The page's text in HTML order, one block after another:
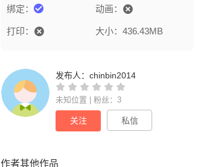
绑定： 动画：
打印： 大小：436.43MB
发布人：chinbin2014
未知位置 | 粉丝：3
关注 私信
作者其他作品